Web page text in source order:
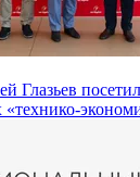
Глазьев
«технико-